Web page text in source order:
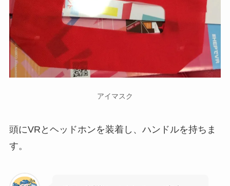
アイマスク
頭にVRとヘッドホンを装着し、ハンドルを持ちま
す。